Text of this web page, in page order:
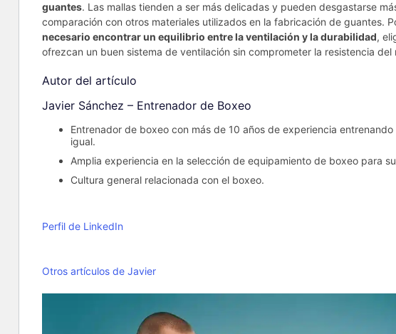
guantes. Las mallas tienden a ser más delicadas y pueden desgastarse
comparación con otros materiales utilizados en la fabricación de guantes.
necesario encontrar un equilibrio entre la ventilación y la durabilidad,
ofrezcan un buen sistema de ventilación sin comprometer la resistencia del
Autor del artículo
Javier Sánchez – Entrenador de Boxeo
Entrenador de boxeo con más de 10 años de experiencia
igual.
Amplia experiencia en la selección de equipamiento de boxeo para
Cultura general relacionada con el boxeo.
Perfil de LinkedIn
Otros artículos de Javier